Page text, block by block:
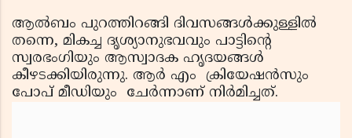
ആൽബം പുറത്തിറങ്ങി ദിവസങ്ങൾക്കുള്ളിൽ
തന്നെ, മികച്ച ദൃശ്യാനുഭവവും പാട്ടിന്റെ
സ്വരഭംഗിയും ആസ്വാദക ഹൃദയങ്ങൾ
കീഴടക്കിയിരുന്നു. ആർ എം ക്രിയേഷൻസും
പോപ് മീഡിയും ചേർന്നാണ് നിർമിച്ചത്.